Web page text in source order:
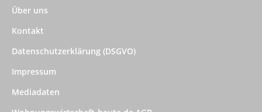
Über uns
Kontakt
Datenschutzerklärung (DSGVO)
Impressum
Mediadaten